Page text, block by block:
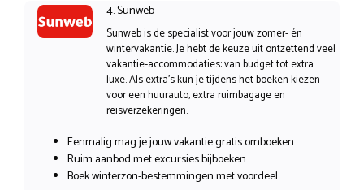
4. Sunweb
Sunweb is de specialist voor jouw zomer- én
wintervakantie. Je hebt de keuze uit ontzettend veel
vakantie-accommodaties: van budget tot extra
luxe. Als extra’s kun je tijdens het boeken kiezen
voor een huurauto, extra ruimbagage en
reisverzekeringen.
Eenmalig mag je jouw vakantie gratis omboeken
Ruim aanbod met excursies bijboeken
Boek winterzon-bestemmingen met voordeel